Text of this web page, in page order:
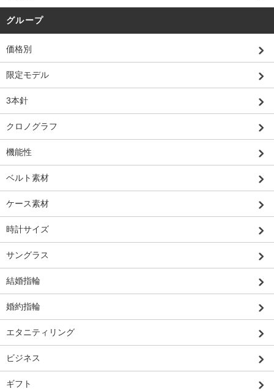
グループ
価格別
限定モデル
3本針
クロノグラフ
機能性
ベルト素材
ケース素材
時計サイズ
サングラス
結婚指輪
婚約指輪
エタニティリング
ビジネス
ギフト